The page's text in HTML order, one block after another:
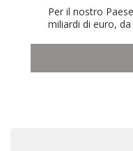
Per il nostro
miliardi di euro,